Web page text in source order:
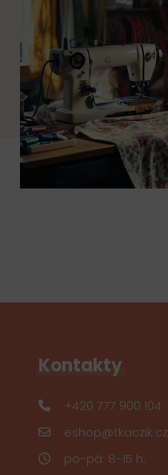
Kontakty
+420 777 900 104
eshop@tkaczik.cz
po-pá: 8-15 h.